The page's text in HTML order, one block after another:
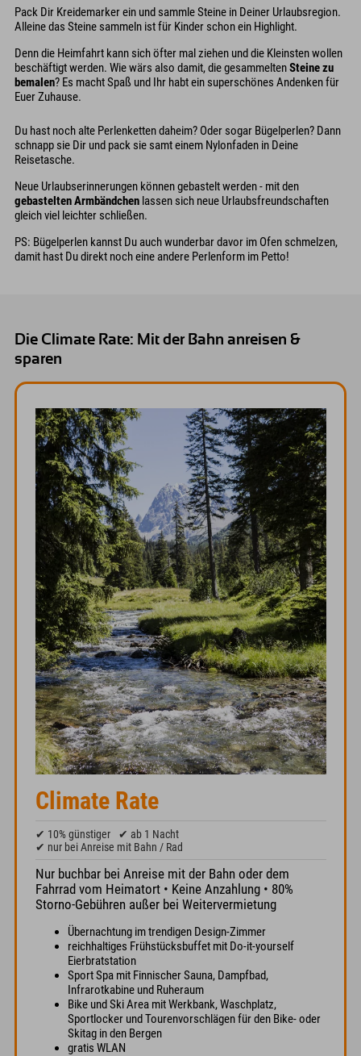
Pack Dir Kreidemarker ein und sammle Steine in Deiner Urlaubsregion.
Alleine das Steine sammeln ist für Kinder schon ein Highlight.
Denn die Heimfahrt kann sich öfter mal ziehen und die Kleinsten wollen
beschäftigt werden. Wie wärs also damit, die gesammeltenSteine zu
bemalen? Es macht Spaß und Ihr habt ein superschönes Andenken für
Euer Zuhause.
Du hast noch alte Perlenketten daheim? Oder sogar Bügelperlen? Dann
schnapp sie Dir und pack sie samt einem Nylonfaden in Deine
Reisetasche.
Neue Urlaubserinnerungen können gebastelt werden - mit den
gebastelten Armbändchen lassen sich neue Urlaubsfreundschaften
gleich viel leichter schließen.
PS: Bügelperlen kannst Du auch wunderbar davor im Ofen schmelzen,
damit hast Du direkt noch eine andere Perlenform im Petto!
Die Climate Rate: Mit der Bahn anreisen &
sparen
Climate Rate
✔ 10% günstiger
✔ ab 1 Nacht
✔ nur bei Anreise mit Bahn / Rad
Nur buchbar bei Anreise mit der Bahn oder dem
Fahrrad vom Heimatort • Keine Anzahlung • 80%
Storno-Gebühren außer bei Weitervermietung
Übernachtung im trendigen Design-Zimmer
reichhaltiges Frühstücksbuffet mit Do-it-yourself
Eierbratstation
Sport Spa mit Finnischer Sauna, Dampfbad,
Infrarotkabine und Ruheraum
Bike und Ski Area mit Werkbank, Waschplatz,
Sportlocker und Tourenvorschlägen für den Bike- oder
Skitag in den Bergen
gratis WLAN